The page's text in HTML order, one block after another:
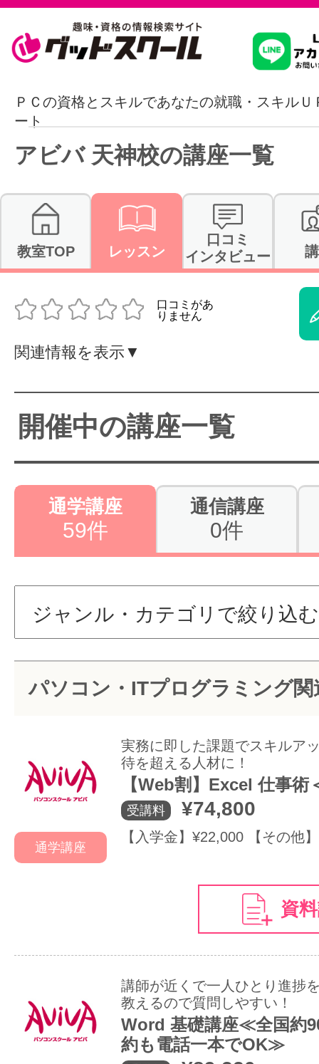
習いたいこ
スクールを
駅・路線か
通信講座を
体験レッス
やりたいこ
グッドスク
掲載のお問
ＰＣの資格とスキルであなたの就職・スキル
ート
アビバ 天神校の講座一覧
教室TOP レッスン
口コミ
インタビュー
関連情報を表示▼
開催中の講座一覧
通学講座
59件
通信講座
0件
パソコン・ITプログラミング関
通学講座
実務に即した課題でスキルア
待を超える人材に！
【Web割】Excel 仕事術
受講料 ¥74,800
【入学金】¥22,000 【その他
資
講師が近くで一人ひとり進捗
教えるので質問しやすい！
Word 基礎講座≪全国約
約も電話一本でOK≫